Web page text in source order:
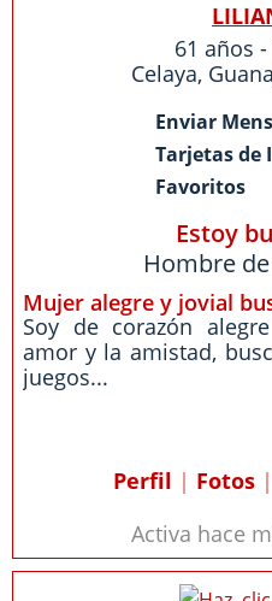
61 años
Celaya,
Enviar
Tarjetas de
Favoritos
Estoy
Hombre
Mujer alegre y jovial
Soy de corazón
amor y la amistad,
juegos...
Perfil | Fotos|
Activa hace